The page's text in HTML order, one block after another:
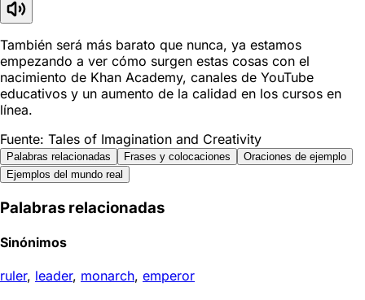
También será más barato que nunca, ya estamos
empezando a ver cómo surgen estas cosas con el
nacimiento de Khan Academy, canales de YouTube
educativos y un aumento de la calidad en los cursos en
línea.
Fuente: Tales of Imagination and Creativity
Palabras relacionadas Frases y colocaciones
Oraciones de ejemplo
Ejemplos del mundo real
Palabras relacionadas
Sinónimos
ruler, leader, monarch, emperor